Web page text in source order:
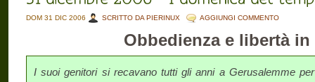
DOM 31 DIC 2006 SCRITTO DA PIERINUX AGGIUNGI COMMENTO
Obbedienza e libertà
I suoi genitori si recavano tutti gli anni a Gerusalemme